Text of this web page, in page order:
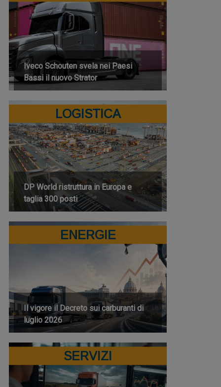
Iveco Schouten svela nei Paesi
Bassi il nuovo Strator
LOGISTICA
DP World ristruttura in Europa e
taglia 300 posti
ENERGIE
Il vigore il Decreto sui carburanti di
luglio 2026
SERVIZI